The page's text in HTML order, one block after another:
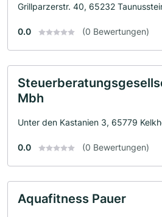
Grillparzerstr. 40, 65232
0.0 (0 Bewertungen)
Mbh
Unter den Kastanien 3, 65779
0.0 (0 Bewertungen)
Aquafitness Pauer